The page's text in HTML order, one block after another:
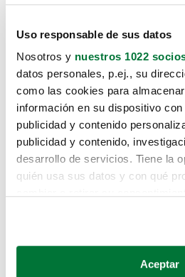
Uso responsable de sus datos
Nosotros y nuestros 1022
datos personales, p.ej., su
como las cookies para
información en su dispositivo
publicidad y contenido
publicidad y contenido,
desarrollo de servicios. Tiene la
quién usa sus datos y con qué
Si lo permite, también quisiéramos:
Aceptar
Lo sentimos, no
te hemos traido
Pero puedes encontrar el
buscando en alguno de estos
Coches de segunda mano